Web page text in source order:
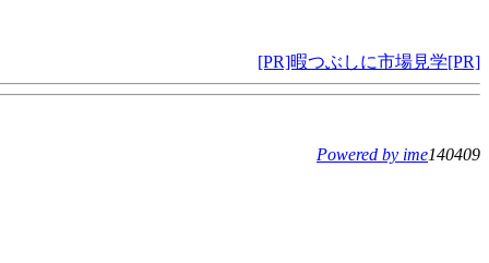
[PR]暇つぶしに市場見学[PR]
Powered by ime140409